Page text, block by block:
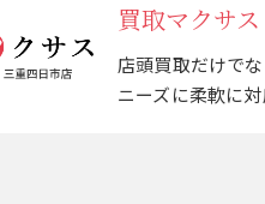
買取マクサ
店頭買取だけで
ニーズに柔軟に